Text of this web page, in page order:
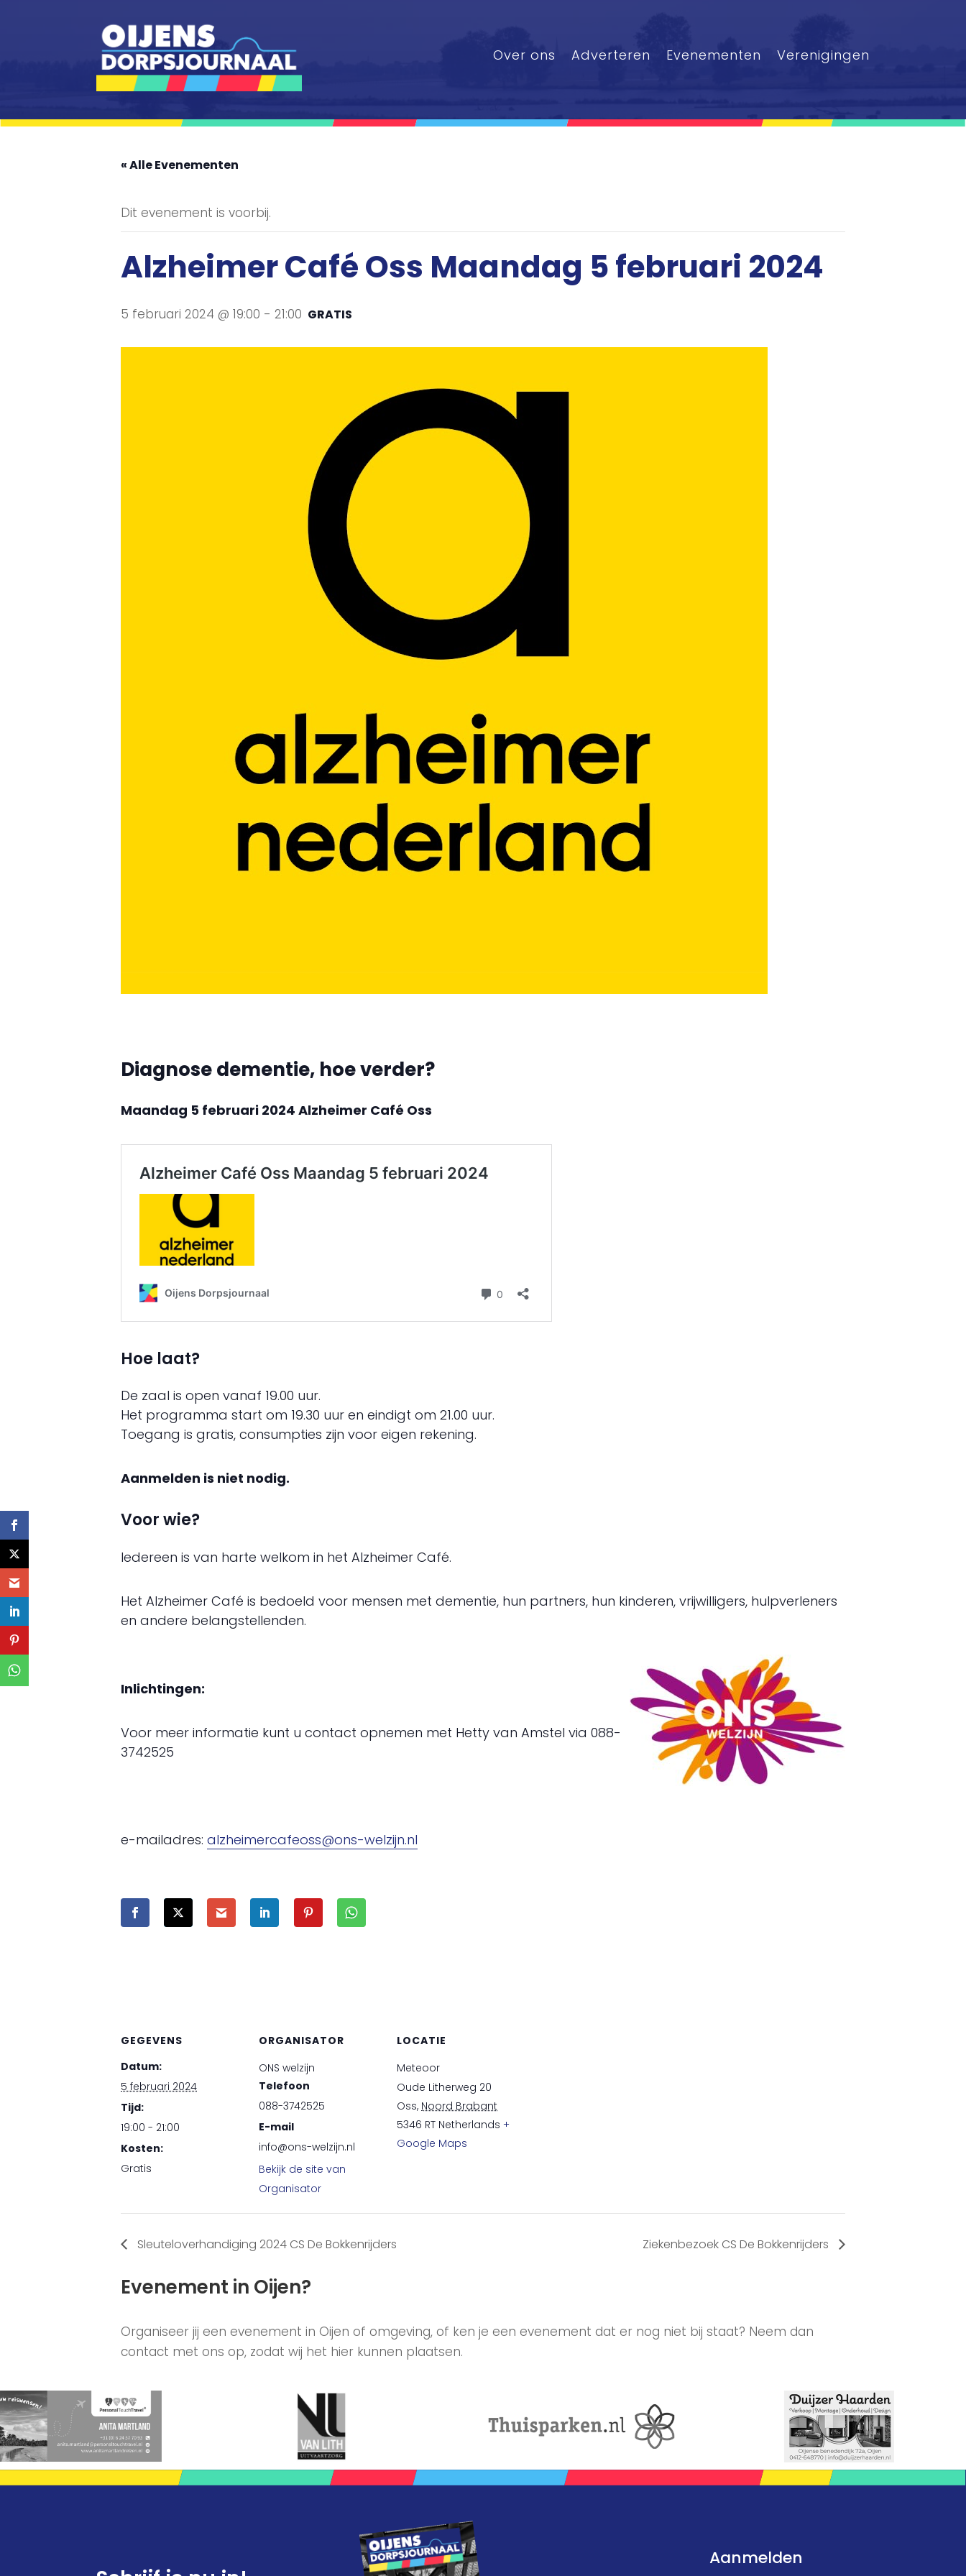
Over ons Adverteren Evenementen Verenigingen
« Alle Evenementen
Dit evenement is voorbij.
Alzheimer Café Oss Maandag 5 februari 2024
5 februari 2024 @ 19:00 - 21:00 GRATIS
Diagnose dementie, hoe verder?
Maandag 5 februari 2024 Alzheimer Café Oss
Hoe laat?
De zaal is open vanaf 19.00 uur.
Het programma start om 19.30 uur en eindigt om 21.00 uur.
Toegang is gratis, consumpties zijn voor eigen rekening.
Aanmelden is niet nodig.
Voor wie?
Iedereen is van harte welkom in het Alzheimer Café.
Het Alzheimer Café is bedoeld voor mensen met dementie, hun partners, hun kinderen, vrijwilligers, hulpverleners
en andere belangstellenden.
Inlichtingen:
Voor meer informatie kunt u contact opnemen met Hetty van Amstel via 088-
3742525
e-mailadres: alzheimercafeoss@ons-welzijn.nl
GEGEVENS
Datum:
5 februari 2024
Tijd:
19:00 - 21:00
Kosten:
Gratis
ORGANISATOR
ONS welzijn
Telefoon
088-3742525
E-mail
info@ons-welzijn.nl
Bekijk de site van
Organisator
LOCATIE
Meteoor
Oude Litherweg 20
Oss, Noord Brabant
5346 RT Netherlands +
Google Maps
Sleuteloverhandiging 2024 CS De Bokkenrijders Ziekenbezoek CS De Bokkenrijders
Evenement in Oijen?
Organiseer jij een evenement in Oijen of omgeving, of ken je een evenement dat er nog niet bij staat? Neem dan
contact met ons op, zodat wij het hier kunnen plaatsen.
Aanmelden